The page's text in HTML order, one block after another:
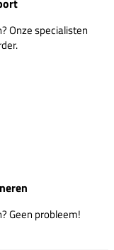
Onze specialisten
Geen probleem!